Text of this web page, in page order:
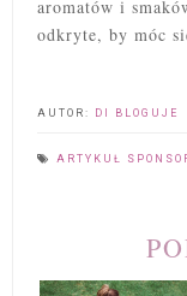
aromatów i
odkryte, by móc
AUTOR: DI BLOGUJE
ARTYKUŁ